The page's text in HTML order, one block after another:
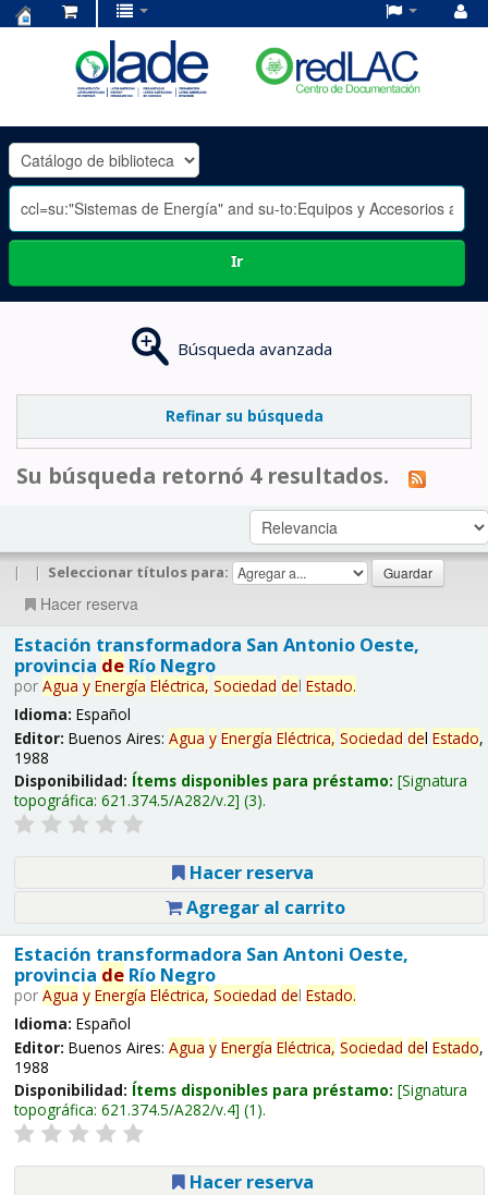
OLADE
-
Ir
Búsqueda avanzada
Refinar su búsqueda
Su búsqueda retornó 4 resultados.
| | Seleccionar títulos para:
Hacer reserva
Estación transformadora San Antonio Oeste,
provincia deRío Negro
por Agua y Energía Eléctrica, Sociedad del Estado.
Idioma: Español
Editor: Buenos Aires: Agua y Energía Eléctrica, Sociedad del Estado,
1988
Disponibilidad: Ítems disponibles para préstamo: Signatura
topográfica: 621.374.5/A282/v.2 (3).
Hacer reserva
Agregar al carrito
Estación transformadora San Antoni Oeste,
provincia deRío Negro
por Agua y Energía Eléctrica, Sociedad del Estado.
Idioma: Español
Editor: Buenos Aires: Agua y Energía Eléctrica, Sociedad del Estado,
1988
Disponibilidad: Ítems disponibles para préstamo: Signatura
topográfica: 621.374.5/A282/v.4 (1).
Hacer reserva